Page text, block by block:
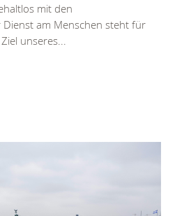
mit den
am Menschen steht für
unseres...